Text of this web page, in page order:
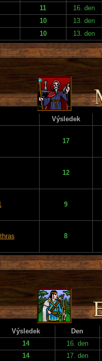
11 16. den
10 13. den
10 13. den
Výsledek
17
12
9
8
Výsledek Den
14 16. den
14 17. den